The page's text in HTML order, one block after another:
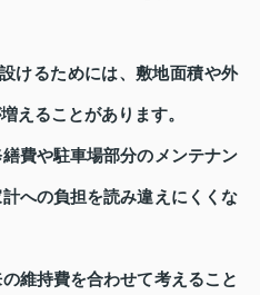
けるためには、敷地面積や外
えることがあります。
費や駐車場部分のメンテナン
への負担を読み違えにくくな
維持費を合わせて考えること